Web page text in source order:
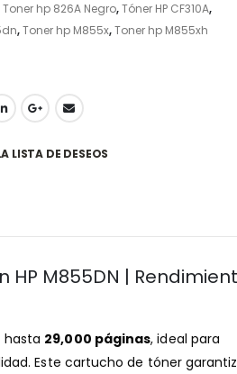
Toner hp 826A Negro,Tóner HP CF310A,
,Toner hp M855x,Toner hp M855xh
LISTA DE DESEOS
HP M855DN |
hasta 29,000 páginas, ideal para
Este cartucho de tóner